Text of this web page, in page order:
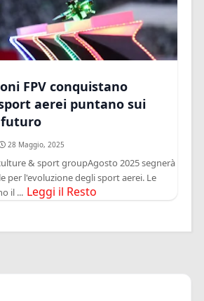
FPV conquistano
aerei puntano sui
futuro
28 Maggio, 2025
& sport groupAgosto 2025 segnerà
per l'evoluzione degli sport aerei. Le
il ... Leggi il Resto